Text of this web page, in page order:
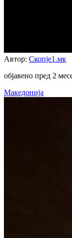
Автор: Скопје1.мк
објавено пред 2
Македонија